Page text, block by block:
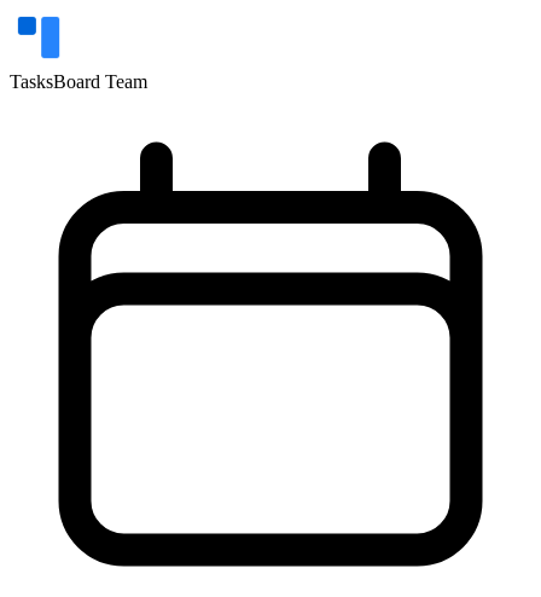
TasksBoard Team